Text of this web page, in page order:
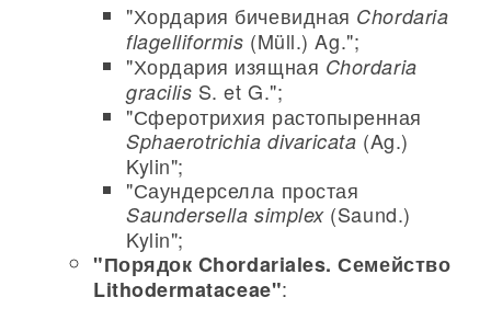
"Хордария бичевидная Chordaria
flagelliformis (Müll.) Ag.";
"Хордария изящная Chordaria
gracilis S. et G.";
"Сферотрихия растопыренная
Sphaerotrichia divaricata (Ag.)
Kylin";
"Саундерселла простая
Saundersella simplex(Saund.)
Kylin";
"Порядок Chordariales. Семейство
Lithodermataceae":